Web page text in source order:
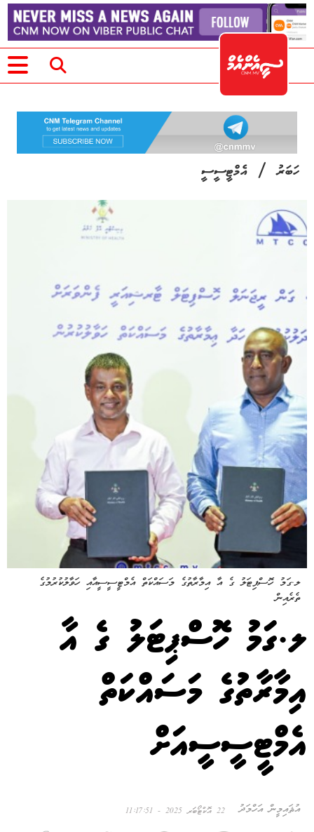
ހަބަރު/ އެމްޓީސީސީ
ލ.ގަމު ހޮސްޕިޓަލު ގެ އާ އިމާރާތުގެ މަސައްކަތް އެމްޓީސީސީއާއި ހަވާލުކުރުމުގެ
ތެރެއިން
ލ.ގަމު ހޮސްޕިޓަލު ގެ އާ
އިމާރާތުގެ މަސައްކަތް
އެމްޓީސީސީއަށް
އުޘައިމީން އަހްމަދު 22 އޮކްޓޯބަރ 2025 - 11:17:51